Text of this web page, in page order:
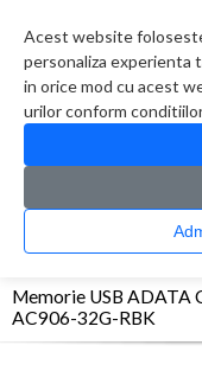
Acest website
personaliza experienta
in orice mod cu acest
urilor conform
CATALOG
>
Memorie USB ADATA
AC906-32G-RBK